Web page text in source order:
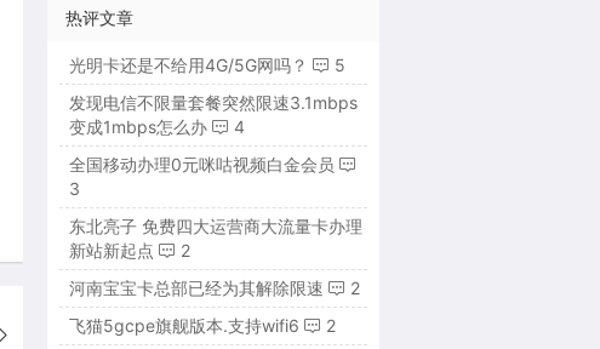
热评文章
光明卡还是不给用4G/5G网吗？
5
发现电信不限量套餐突然限速3.1mbps
变成1mbps怎么办
4
全国移动办理0元咪咕视频白金会员
3
东北亮子 免费四大运营商大流量卡办理
新站新起点
2
河南宝宝卡总部已经为其解除限速
2
飞猫5gcpe旗舰版本.支持wifi6
2